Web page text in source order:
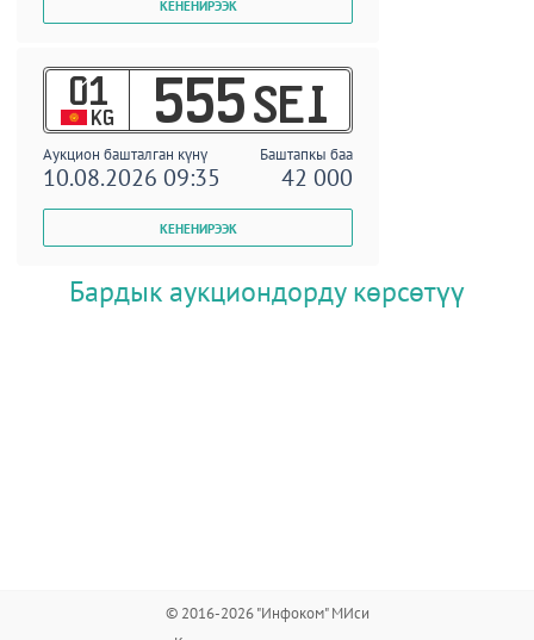
01
KG 555 SEI
Аукцион башталган күнү Баштапкы баа
10.08.2026 09:35 42 000
Бардык аукциондорду көрсөтүү
© 2016-2026 "Инфоком" МИси